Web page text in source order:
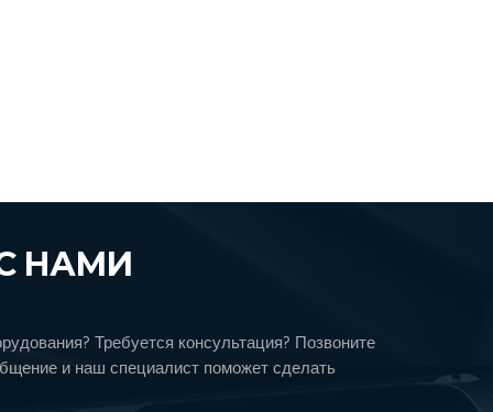
НАМИ
Требуется консультация? Позвоните
и наш специалист поможет сделать